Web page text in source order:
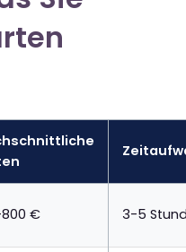
€ 3-5